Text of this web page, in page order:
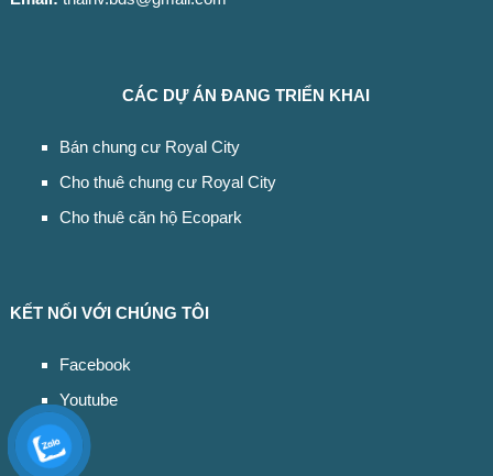
CÁC DỰ ÁN ĐANG TRIỂN KHAI
Bán chung cư Royal City
Cho thuê chung cư Royal City
Cho thuê căn hộ Ecopark
KẾT NỐI VỚI CHÚNG TÔI
Facebook
Youtube